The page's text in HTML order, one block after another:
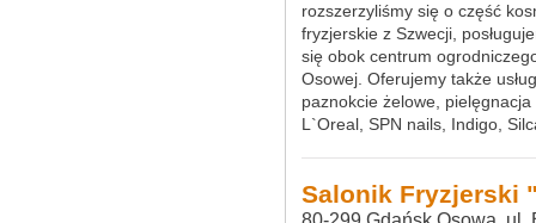
rozszerzyliśmy się o część
fryzjerskie z Szwecji,
się obok centrum
Osowej. Oferujemy także
paznokcie żelowe,
L`Oreal, SPN nails, Indigo,
Salonik Fryzjerski